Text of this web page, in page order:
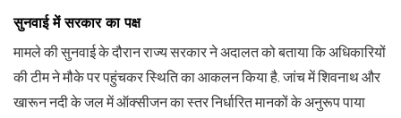
सुनवाई में सरकार का पक्ष
मामले की सुनवाई के दौरान राज्य सरकार ने अदालत को बताया कि अधिकारियों
की टीम ने मौके पर पहुंचकर स्थिति का आकलन किया है. जांच में शिवनाथ और
खारून नदी के जल में ऑक्सीजन का स्तर निर्धारित मानकों के अनुरूप पाया